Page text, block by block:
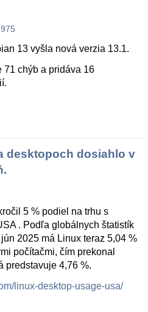
13 vyšla nová verzia 13.1.
71 chýb a pridáva 16
desktopoch dosiahlo v
5 % podiel na trhu s
. Podľa globálnych štatistík
2025 má Linux teraz 5,04 %
počítačmi, čím prekonal
predstavuje 4,76 %.
linux-desktop-usage-usa/